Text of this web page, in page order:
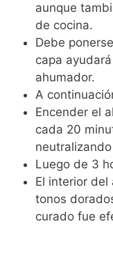
aunque
de cocina.
Debe
capa
ahumador.
A
Encender el
cada 20
Luego de 3
El interior
tonos
curado fue